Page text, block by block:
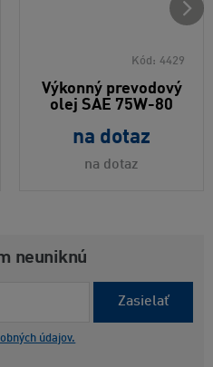
Kód: 4429
Výkonný prevodový
olej SAE 75W-80
na dotaz
na dotaz
neuniknú
Zasielať
údajov.